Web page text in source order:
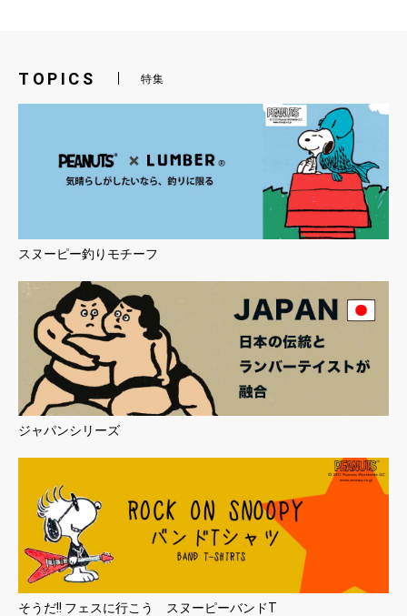
お買い物を続ける カートへ進む
TOPICS 特集
スヌーピー釣りモチーフ
ジャパンシリーズ
そうだ!! フェスに行こう スヌーピーバンドT